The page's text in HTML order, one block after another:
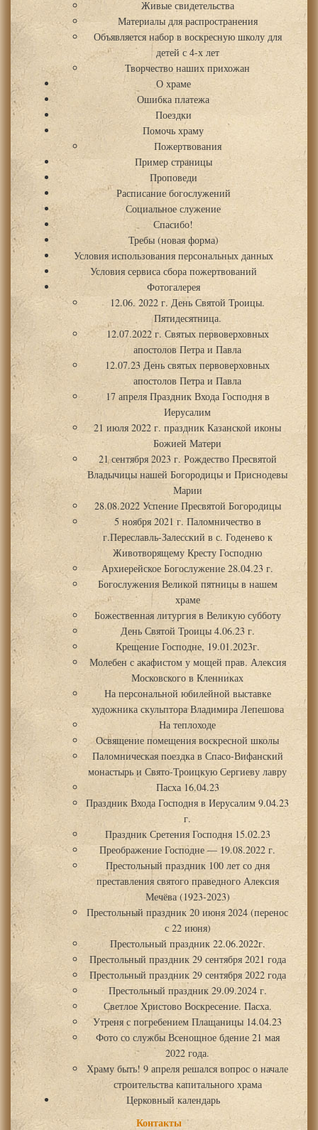
Живые свидетельства
Материалы для распространения
Объявляется набор в воскресную школу для
детей с 4-х лет
Творчество наших прихожан
О храме
Ошибка платежа
Поездки
Помочь храму
Пожертвования
Пример страницы
Проповеди
Расписание богослужений
Социальное служение
Спасибо!
Требы (новая форма)
Условия использования персональных данных
Условия сервиса сбора пожертвований
Фотогалерея
12.06. 2022 г. День Святой Троицы.
Пятидесятница.
12.07.2022 г. Святых первоверховных
апостолов Петра и Павла
12.07.23 День святых первоверховных
апостолов Петра и Павла
17 апреля Праздник Входа Господня в
Иерусалим
21 июля 2022 г. праздник Казанской иконы
Божией Матери
21 сентября 2023 г. Рождество Пресвятой
Владычицы нашей Богородицы и Приснодевы
Марии
28.08.2022 Успение Пресвятой Богородицы
5 ноября 2021 г. Паломничество в
г.Переславль-Залесский в с. Годенево к
Животворящему Кресту Господню
Архиерейское Богослужение 28.04.23 г.
Богослужения Великой пятницы в нашем
храме
Божественная литургия в Великую субботу
День Святой Троицы 4.06.23 г.
Крещение Господне, 19.01.2023г.
Молебен с акафистом у мощей прав. Алексия
Московского в Кленниках
На персональной юбилейной выставке
художника скульптора Владимира Лепешова
На теплоходе
Освящение помещения воскресной школы
Паломническая поездка в Спасо-Вифанский
монастырь и Свято-Троицкую Сергиеву лавру
Пасха 16.04.23
Праздник Входа Господня в Иерусалим 9.04.23
г.
Праздник Сретения Господня 15.02.23
Преображение Господне — 19.08.2022 г.
Престольный праздник 100 лет со дня
преставления святого праведного Алексия
Мечёва (1923-2023)
Престольный праздник 20 июня 2024 (перенос
с 22 июня)
Престольный праздник 22.06.2022г.
Престольный праздник 29 сентября 2021 года
Престольный праздник 29 сентября 2022 года
Престольный праздник 29.09.2024 г.
Светлое Христово Воскресение. Пасха.
Утреня с погребением Плащаницы 14.04.23
Фото со службы Всенощное бдение 21 мая
2022 года.
Храму быть! 9 апреля решался вопрос о начале
строительства капитального храма
Церковный календарь
Контакты